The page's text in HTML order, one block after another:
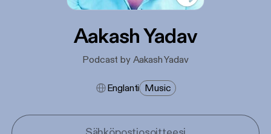
Aakash Yadav
Podcast by Aakash Yadav
Englanti Music